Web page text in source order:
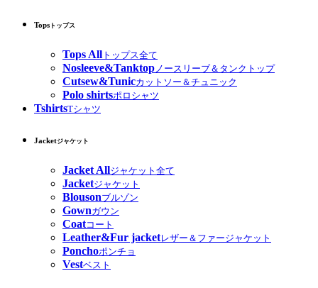
Tops トップス
Tops All トップス全て
Nosleeve&Tanktop ノースリーブ＆タンクトップ
Cutsew&Tunicカットソー＆チュニック
Polo shirtsポロシャツ
TshirtsTシャツ
Jacketジャケット
Jacket Allジャケット全て
Jacketジャケット
Blousonブルゾン
Gownガウン
Coatコート
Leather&Fur jacketレザー＆ファージャケット
Ponchoポンチョ
Vestベスト